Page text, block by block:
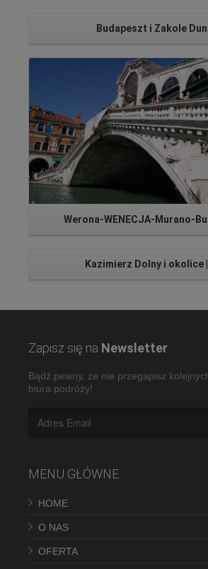
Budapeszt i Zakole
Werona-WENECJA-Murano-
Kazimierz Dolny i okolice
Zapisz się na Newsletter
Bądź pewny, że nie przegapisz
biura podróży!
MENU GŁÓWNE
HOME
O NAS
OFERTA